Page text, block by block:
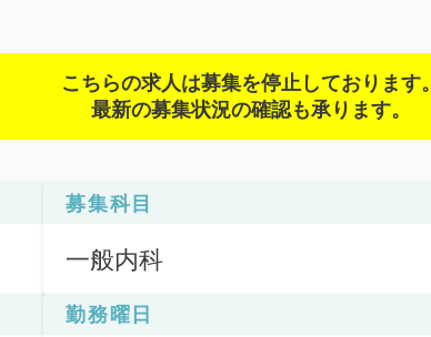
こちらの求人は募集を停止しております。
最新の募集状況の確認も承ります。
募集科目
一般内科
勤務曜日